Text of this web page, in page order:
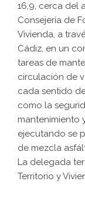
16,9, cerca del
Consejería de
Vivienda, a
Cádiz, en un
tareas de
circulación de
cada sentido
como la
mantenimiento
ejecutando se
de mezcla
La delegada
Territorio y